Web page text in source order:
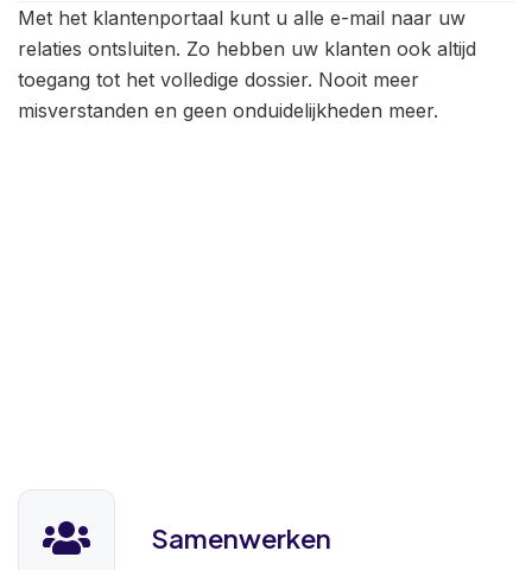
Met het klantenportaal kunt u alle e-mail naar uw
relaties ontsluiten. Zo hebben uw klanten ook altijd
toegang tot het volledige dossier. Nooit meer
misverstanden en geen onduidelijkheden meer.
Samenwerken